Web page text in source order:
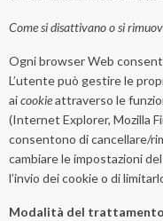
Come si disattivano o si
Ogni browser Web
L’utente può gestire le
aicookieattraverso le
(Internet Explorer, Mozilla
consentono di cancellare/
cambiare le impostazioni
l’invio dei cookie o di
Modalità del trattamento